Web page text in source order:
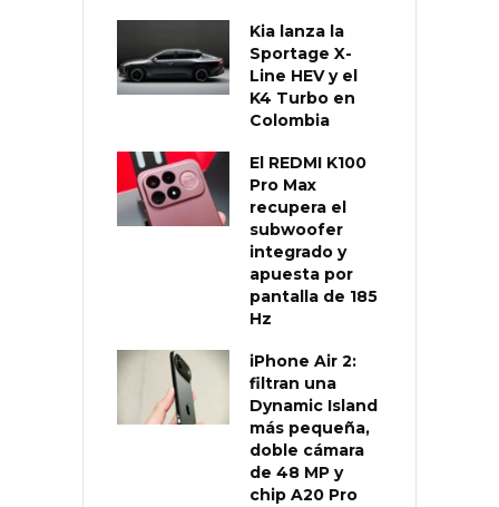
Kia lanza la
Sportage X-
Line HEV y el
K4 Turbo en
Colombia
El REDMI K100
Pro Max
recupera el
subwoofer
integrado y
apuesta por
pantalla de 185
Hz
iPhone Air 2:
filtran una
Dynamic Island
más pequeña,
doble cámara
de 48 MP y
chip A20 Pro